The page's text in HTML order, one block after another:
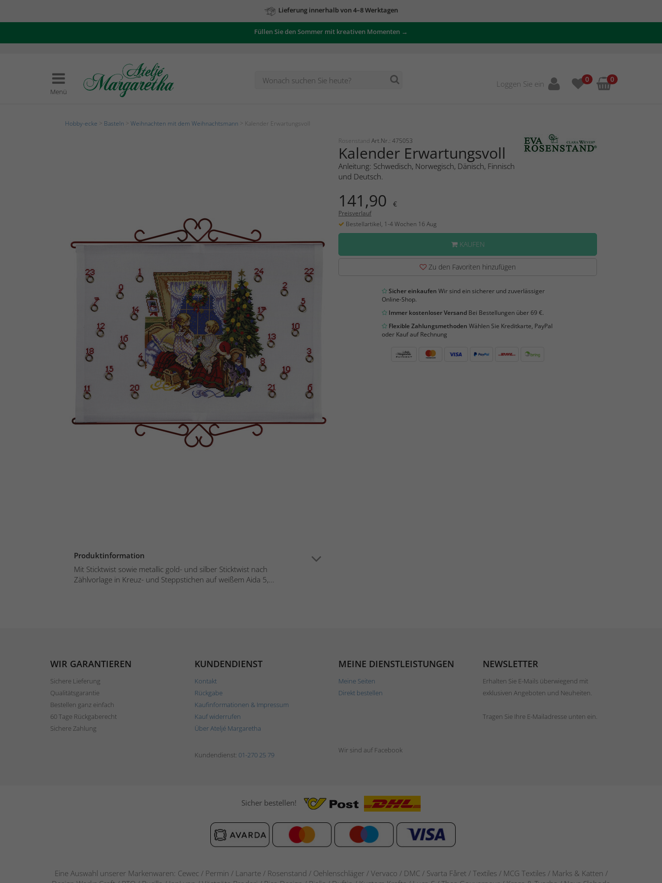
Zu unseren Angeboten
Füllen Sie den Sommer mit kreativen Momenten →
Menü
Loggen Sie ein 0 0
Hobby-ecke Basteln Weihnachten mit dem Weihnachtsmann > Kalender Erwartungsvoll
Produktinformation
Mit Sticktwist sowie metallic gold- und silber Sticktwist nach
Zählvorlage in Kreuz- und Steppstichen auf weißem Aida 5,...
Rosenstand Art.Nr.: 475053
Kalender Erwartungsvoll
Anleitung: Schwedisch, Norwegisch, Dänisch, Finnisch
und Deutsch.
141,90 €
Preisverlauf
Bestellartikel, 1-4 Wochen 16 Aug
KAUFEN
Zu den Favoriten hinzufügen
Sicher einkaufen Wir sind ein sicherer und zuverlässiger
Online-Shop.
Immer kostenloser VersandBei Bestellungen über 69 €.
Flexible Zahlungsmethoden Wählen Sie Kreditkarte, PayPal
oder Kauf auf Rechnung
WIR GARANTIEREN
Sichere Lieferung
Qualitätsgarantie
Bestellen ganz einfach
60 Tage Rückgaberecht
Sichere Zahlung
KUNDENDIENST
Kontakt
Rückgabe
Kaufinformationen & Impressum
Kauf widerrufen
Über Ateljé Margaretha
MEINE DIENSTLEISTUNGEN
Meine Seiten
Direkt bestellen
NEWSLETTER
Erhalten Sie E-Mails überwiegend mit
exklusiven Angeboten und Neuheiten.
Tragen Sie Ihre E-Mailadresse unten ein.
Kundendienst: 01-270 25 79
Wir sind auf Facebook
Sicher bestellen!
Eine Auswahl unserer Markenwaren: Cewec / Permin / Lanarte / Rosenstand / Oehlenschläger / Vervaco / DMC / Svarta Fåret / Textiles / MCG Textiles / Marks & Katten /